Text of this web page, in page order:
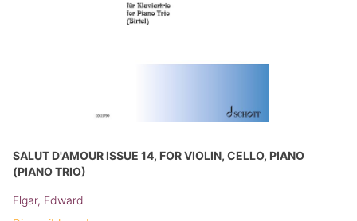
SALUT D'AMOUR ISSUE 14, FOR VIOLIN, CELLO, PIANO
(PIANO TRIO)
Elgar, Edward